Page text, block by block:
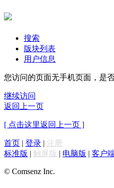
搜索
版块列表
用户信息
您访问的页面无手机页面，是
继续访问
返回上一页
[ 点击这里返回上一页 ]
首页 | 登录 | 注册
标准版 | 触屏版 | 电脑版 | 客户
© Comsenz Inc.